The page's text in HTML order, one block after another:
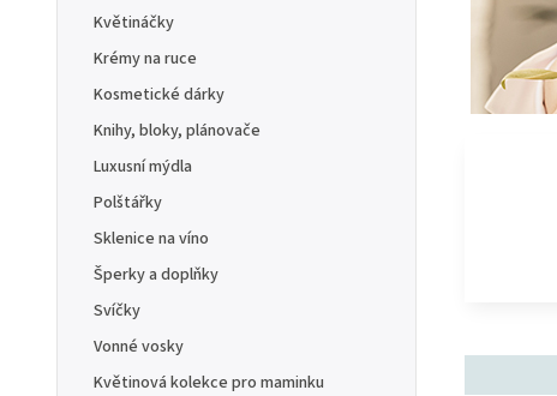
Květináčky
Krémy na ruce
Kosmetické dárky
Knihy, bloky, plánovače
Luxusní mýdla
Polštářky
Sklenice na víno
Šperky a doplňky
Svíčky
Vonné vosky
Květinová kolekce pro maminku